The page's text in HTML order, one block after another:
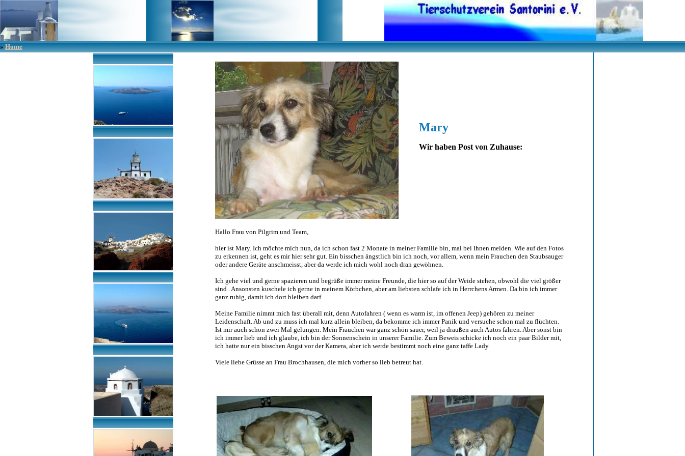
»Home
Mary
Wir haben Post von Zuhause:
Hallo Frau von Pilgrim und Team,
hier ist Mary. Ich möchte mich nun, da ich schon fast 2 Monate in meiner Familie bin, mal bei Ihnen melden. Wie auf den Fotos
zu erkennen ist, geht es mir hier sehr gut. Ein bisschen ängstlich bin ich noch, vor allem, wenn mein Frauchen den Staubsauger
oder andere Geräte anschmeisst, aber da werde ich mich wohl noch dran gewöhnen.
Ich gehe viel und gerne spazieren und begrüße immer meine Freunde, die hier so auf der Weide stehen, obwohl die viel größer
sind . Ansonsten kuschele ich gerne in meinem Körbchen, aber am liebsten schlafe ich in Herrchens Armen. Da bin ich immer
ganz ruhig, damit ich dort bleiben darf.
Meine Familie nimmt mich fast überall mit, denn Autofahren ( wenn es warm ist, im offenen Jeep) gehören zu meiner
Leidenschaft. Ab und zu muss ich mal kurz allein bleiben, da bekomme ich immer Panik und versuche schon mal zu flüchten.
Ist mir auch schon zwei Mal gelungen. Mein Frauchen war ganz schön sauer, weil ja draußen auch Autos fahren. Aber sonst bin
ich immer lieb und ich glaube, ich bin der Sonnenschein in unserer Familie. Zum Beweis schicke ich noch ein paar Bilder mit,
ich hatte nur ein bisschen Angst vor der Kamera, aber ich werde bestimmt noch eine ganz taffe Lady.
Viele liebe Grüsse an Frau Brochhausen, die mich vorher so lieb betreut hat.